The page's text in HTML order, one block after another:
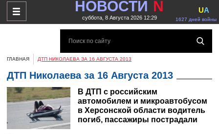
НОВОСТИ N
суббота, 8 Августа 2026 12:29 1627 дней войны
UA
ГЛАВНАЯ ДТП НИКОЛАЕВА ЗА 16 АВГУСТА 2013
ДТП Николаева за 16 Августа 2013
В ДТП с российским
автомобилем и микроавтобусом
в Херсонской области водитель
погиб, пассажиры пострадали